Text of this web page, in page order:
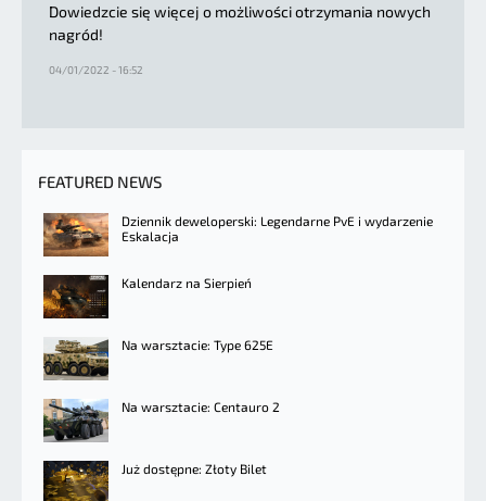
Dowiedzcie się więcej o możliwości otrzymania nowych
nagród!
04/01/2022 - 16:52
FEATURED NEWS
Dziennik deweloperski: Legendarne PvE i wydarzenie
Eskalacja
Kalendarz na Sierpień
Na warsztacie: Type 625E
Na warsztacie: Centauro 2
Już dostępne: Złoty Bilet